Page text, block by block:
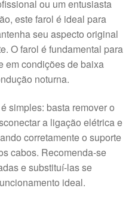
ou um entusiasta
este farol é ideal para
seu aspecto original
O farol é fundamental para
em condições de baixa
noturna.
simples: basta remover o
a ligação elétrica e
corretamente o suporte
cabos. Recomenda-se
e substituí-las se
ideal.